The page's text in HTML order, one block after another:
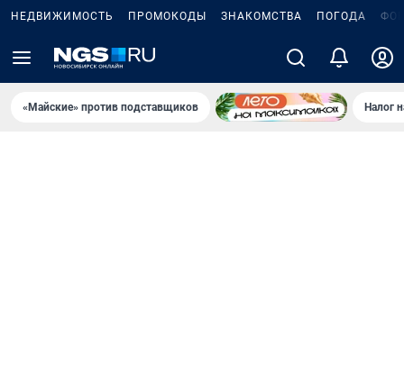
НЕДВИЖИМОСТЬ ПРОМОКОДЫ ЗНАКОМСТВА ПОГОДА
«Майские» против подставщиков Налог